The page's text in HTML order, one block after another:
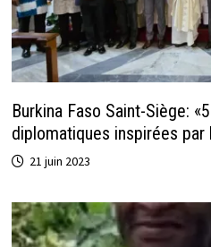
Burkina Faso Saint-Siège:
diplomatiques inspirées par
21 juin 2023